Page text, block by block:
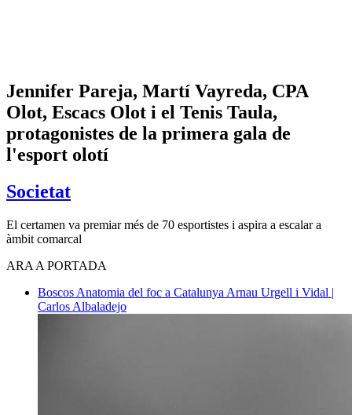
​Jennifer Pareja, Martí Vayreda, CPA
Olot, Escacs Olot i el Tenis Taula,
protagonistes de la primera gala de
l'esport olotí
Societat
El certamen va premiar més de 70 esportistes i aspira a escalar a
àmbit comarcal
ARA A PORTADA
Boscos Anatomia del foc a Catalunya Arnau Urgell i Vidal |
Carlos Albaladejo